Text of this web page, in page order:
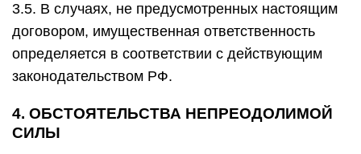
3.5. В случаях, не предусмотренных настоящим
договором, имущественная ответственность
определяется в соответствии с действующим
законодательством РФ.
4. ОБСТОЯТЕЛЬСТВА НЕПРЕОДОЛИМОЙ
СИЛЫ